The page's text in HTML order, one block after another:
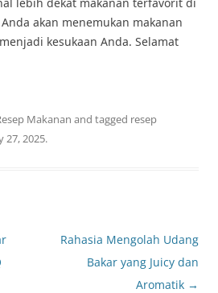
akan menemukan makanan
kesukaan Anda. Selamat
Makanan and tagged resep
27, 2025.
Rahasia Mengolah Udang
Bakar yang Juicy dan
Aromatik →